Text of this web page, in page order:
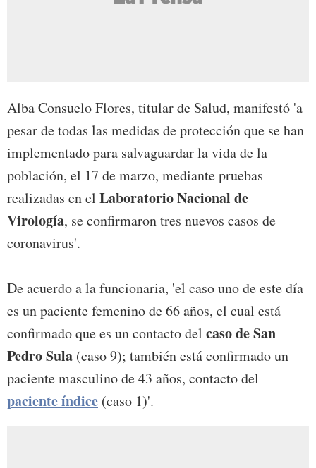
Alba Consuelo Flores, titular de Salud, manifestó 'a
pesar de todas las medidas de protección que se han
implementado para salvaguardar la vida de la
población, el 17 de marzo, mediante pruebas
realizadas en el Laboratorio Nacional de
Virología, se confirmaron tres nuevos casos de
coronavirus'.
De acuerdo a la funcionaria, 'el caso uno de este día
es un paciente femenino de 66 años, el cual está
confirmado que es un contacto del caso de San
Pedro Sula (caso 9); también está confirmado un
paciente masculino de 43 años, contacto del
paciente índice (caso 1)'.